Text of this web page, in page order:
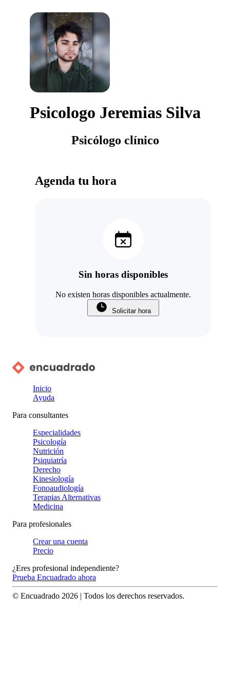
Psicologo Jeremias Silva
Psicólogo clínico
Agenda tu hora
Sin horas disponibles
No existen horas disponibles actualmente.
Solicitar hora
Inicio
Ayuda
Para consultantes
Especialidades
Psicología
Nutrición
Psiquiatría
Derecho
Kinesiología
Fonoaudiología
Terapias Alternativas
Medicina
Para profesionales
Crear una cuenta
Precio
¿Eres profesional independiente?
Prueba Encuadrado ahora
© Encuadrado 2026 | Todos los derechos reservados.